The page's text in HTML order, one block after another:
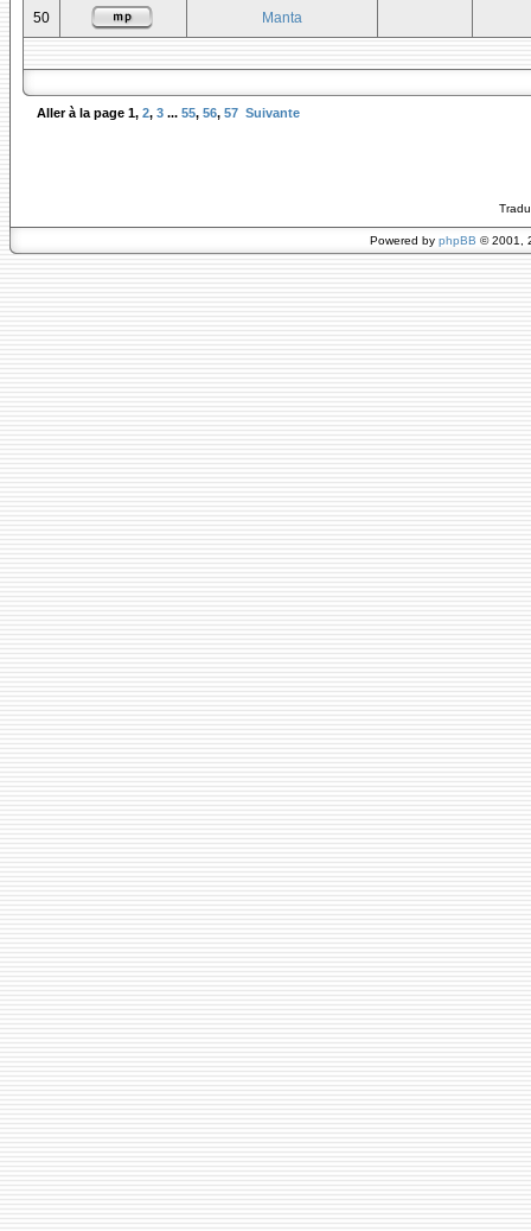
50 Manta
Aller à la page 1, 2, 3 ... 55, 56, 57 Suivante
Powered by phpBB © 2001,